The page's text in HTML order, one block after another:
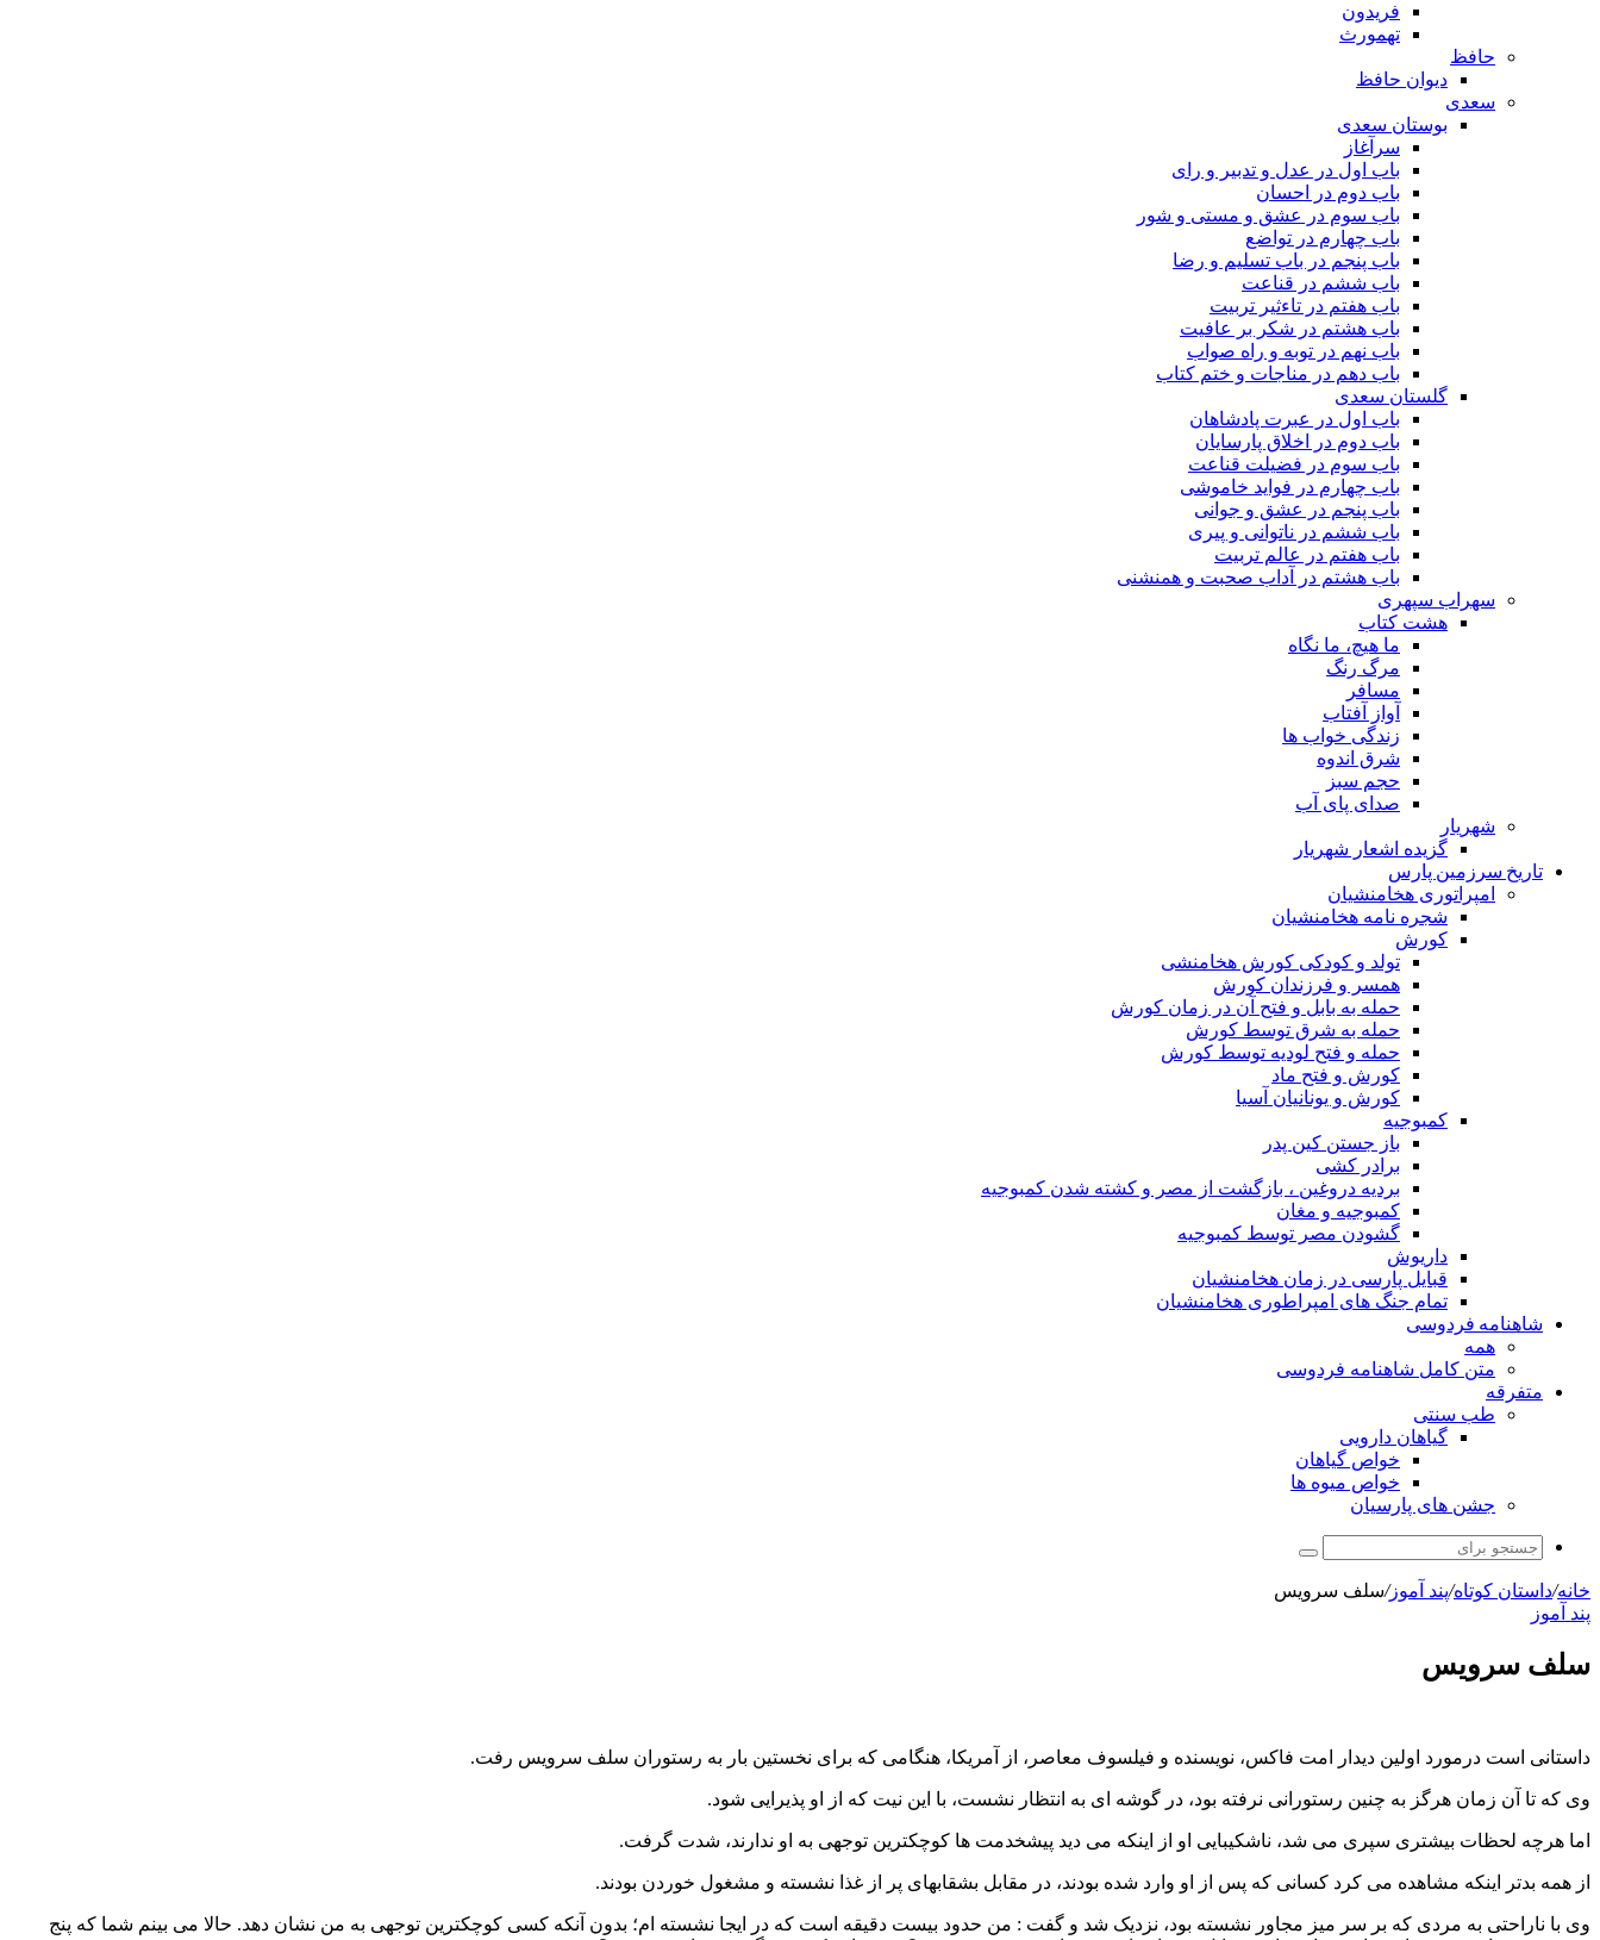
فریدون
تهمورث
حافظ
دیوان حافظ
سعدی
بوستان سعدی
سرآغاز
باب اول در عدل و تدبیر و رای
باب دوم در احسان
باب سوم در عشق و مستی و شور
باب چهارم در تواضع
باب پنجم در باب تسلیم و رضا
باب ششم در قناعت
باب هفتم در تاءثیر تربیت
باب هشتم در شکر بر عافیت
باب نهم در توبه و راه صواب
باب دهم در مناجات و ختم کتاب
گلستان سعدی
باب اول در عبرت پادشاهان
باب دوم در اخلاق پارسایان
باب سوم در فضیلت قناعت
باب چهارم در فواید خاموشى
باب پنجم در عشق و جوانى
باب ششم در ناتوانى و پیرى
باب هفتم در عالم تربیت
باب هشتم در آداب صحبت و همنشنى
سهراب سپهری
هشت کتاب
ما هیچ، ما نگاه
مرگ رنگ
مسافر
آواز آفتاب
زندگی خواب ها
شرق اندوه
حجم سبز
صدای پای آب
شهریار
گزیده اشعار شهریار
تاریخ سرزمین پارس
امپراتوری هخامنشیان
شجره نامه هخامنشیان
کورش
تولد و کودکی کورش هخامنشی
همسر و فرزندان کورش
حمله به بابل و فتح آن در زمان کورش
حمله به شرق توسط کورش
حمله و فتح لودیه توسط کورش
کورش و فتح ماد
کورش و یونانیان آسیا
کمبوجیه
باز جستن کین پدر
برادر کشی
بردیه دروغین ، بازگشت از مصر و کشته شدن کمبوجیه
کمبوجیه و مغان
گشودن مصر توسط کمبوجیه
داریوش
قبایل پارسی در زمان هخامنشیان
تمام جنگ های امپراطوری هخامنشیان
شاهنامه فردوسی
همه
متن کامل شاهنامه فردوسی
متفرقه
طب سنتی
گیاهان دارویی
خواص گیاهان
خواص میوه ها
جشن های پارسیان
جستجو
خانه/داستان کوتاه/پند آموز/سلف سرویس
پند آموز
سلف سرویس
داستانی است درمورد اولین دیدار امت فاکس، نویسنده و فیلسوف معاصر، ‌از آمریکا، هنگامی که برای نخستین بار به رستوران سلف سرویس رفت.
وی که تا آن زمان هرگز به چنین رستورانی نرفته بود، در گوشه ای به انتظار نشست، با این نیت که از او پذیرایی شود.
اما هرچه لحظات بیشتری سپری می شد، ناشکیبایی او از اینکه می دید پیشخدمت ها کوچکترین توجهی به او ندارند، شدت گرفت.
از همه بدتر اینکه مشاهده می کرد کسانی که پس از او وارد شده بودند، در مقابل بشقابهای پر از غذا نشسته و مشغول خوردن بودند.
وی با ناراحتی به مردی که بر سر میز مجاور نشسته بود، نزدیک شد و گفت : من حدود بیست دقیقه است که در ایجا نشسته ام؛ بدون آنکه کسی کوچکترین توجهی به من نشان دهد. حالا می بینم شما که پنج